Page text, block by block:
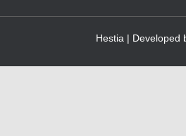
Hestia | Developed